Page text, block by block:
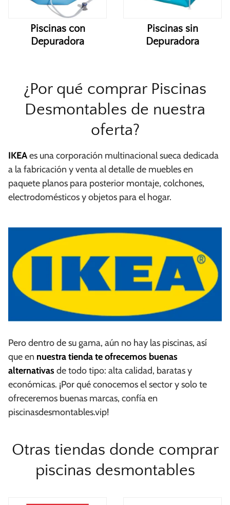
Piscinas con
Depuradora
Piscinas sin
Depuradora
¿Por qué comprar Piscinas
Desmontables de nuestra
oferta?
IKEAes una corporación multinacional sueca dedicada
a la fabricación y venta al detalle de muebles en
paquete planos para posterior montaje, colchones,
electrodomésticos y objetos para el hogar.
Pero dentro de su gama, aún no hay las piscinas, así
que en nuestra tienda te ofrecemos buenas
alternativas de todo tipo: alta calidad, baratas y
económicas. ¡Por qué conocemos el sector y solo te
ofreceremos buenas marcas, confía en
piscinasdesmontables.vip!
Otras tiendas donde comprar
piscinas desmontables